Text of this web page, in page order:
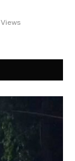
Views